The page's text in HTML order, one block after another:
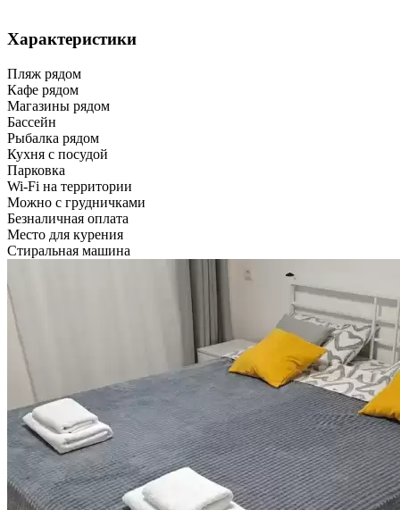
Характеристики
Пляж рядом
Кафе рядом
Магазины рядом
Бассейн
Рыбалка рядом
Кухня с посудой
Парковка
Wi-Fi на территории
Можно с грудничками
Безналичная оплата
Место для курения
Стиральная машина